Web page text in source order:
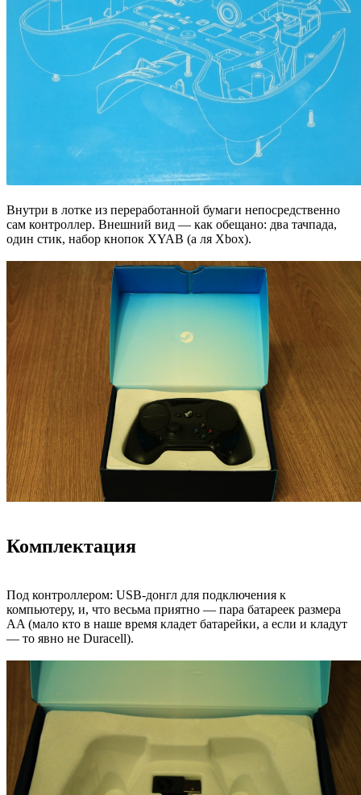
Внутри в лотке из переработанной бумаги непосредственно
сам контроллер. Внешний вид — как обещано: два тачпада,
один стик, набор кнопок XYAB (а ля Xbox).
Комплектация
Под контроллером: USB-донгл для подключения к
компьютеру, и, что весьма приятно — пара батареек размера
AA (мало кто в наше время кладет батарейки, а если и кладут
— то явно не Duracell).